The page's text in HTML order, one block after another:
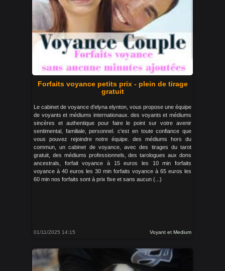
Forfaits voyance petits prix - plein de tirage
gratuit
Le cabinet de voyance d'elyna elynton, vous propose une équipe
de voyants et médiums internationaux. des voyants et médiums
sincères et authentique pour faire le point sur votre avenir
sentimental, familiale, personnel. c'est en toute confiance que
vous pouvez rejoindre notre équipe. des médiums hors du
commun, un cabinet de voyance, avec des tirages du tarot
gratuit, des médiums professionnels, des tarologues aux dons
ancestrals, forfait voyance à 15 euros les 10 min forfaits
voyance à 40 euros les 30 min forfaits voyance à 65 euros les
60 min nos forfaits sont à prix fixe et sans aucun (...)
01/11/2025 14:15 Voyant et Medium